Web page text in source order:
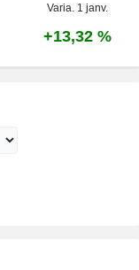
Varia. 1 janv.
+13,32 %